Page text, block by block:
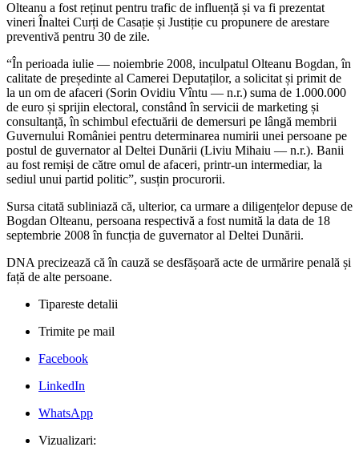
Olteanu a fost reținut pentru trafic de influență și va fi prezentat
vineri Înaltei Curți de Casație și Justiție cu propunere de arestare
preventivă pentru 30 de zile.
“În perioada iulie — noiembrie 2008, inculpatul Olteanu Bogdan, în
calitate de președinte al Camerei Deputaților, a solicitat și primit de
la un om de afaceri (Sorin Ovidiu Vîntu — n.r.) suma de 1.000.000
de euro și sprijin electoral, constând în servicii de marketing și
consultanță, în schimbul efectuării de demersuri pe lângă membrii
Guvernului României pentru determinarea numirii unei persoane pe
postul de guvernator al Deltei Dunării (Liviu Mihaiu — n.r.). Banii
au fost remiși de către omul de afaceri, printr-un intermediar, la
sediul unui partid politic”, susțin procurorii.
Sursa citată subliniază că, ulterior, ca urmare a diligențelor depuse de
Bogdan Olteanu, persoana respectivă a fost numită la data de 18
septembrie 2008 în funcția de guvernator al Deltei Dunării.
DNA precizează că în cauză se desfășoară acte de urmărire penală și
față de alte persoane.
Tipareste detalii
Trimite pe mail
Facebook
LinkedIn
WhatsApp
Vizualizari: